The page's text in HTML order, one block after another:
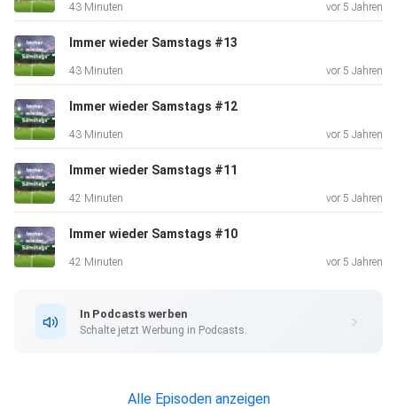
43 Minuten vor 5 Jahren
Immer wieder Samstags #13
43 Minuten vor 5 Jahren
Immer wieder Samstags #12
43 Minuten vor 5 Jahren
Immer wieder Samstags #11
42 Minuten vor 5 Jahren
Immer wieder Samstags #10
42 Minuten vor 5 Jahren
In Podcasts werben
Schalte jetzt Werbung in Podcasts.
Alle Episoden anzeigen